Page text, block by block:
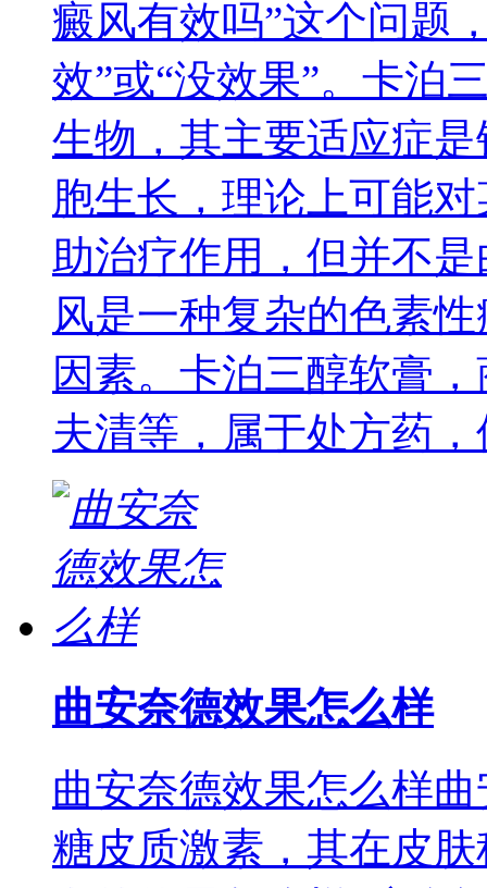
癜风有效吗”这个问题
效”或“没效果”。卡泊
生物，其主要适应症
胞生长，理论上可能
助治疗作用，但并不
风是一种复杂的色素
因素。卡泊三醇软膏
夫清等，属于处方药，
曲安奈德效果怎么样
曲安奈德效果怎么样
糖皮质激素，其在皮